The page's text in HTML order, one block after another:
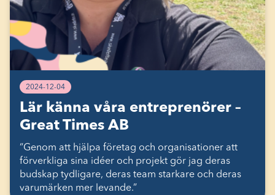
2024-12-04
Lär känna våra entreprenörer –
Great Times AB
“Genom att hjälpa företag och organisationer att
förverkliga sina idéer och projekt gör jag deras
budskap tydligare, deras team starkare och deras
varumärken mer levande.”